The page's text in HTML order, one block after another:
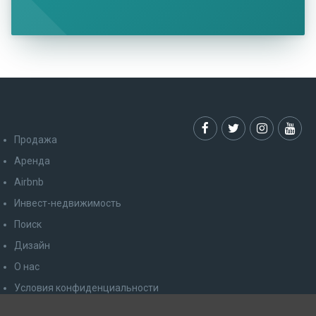
Продажа
Аренда
Airbnb
Инвест-недвижимость
Поиск
Дизайн
О нас
Условия конфиденциальности